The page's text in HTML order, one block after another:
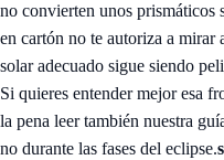
no convierten unos
en cartón no te autoriza a mirar
solar adecuado sigue siendo
Si quieres entender mejor esa
la pena leer también nuestra
no durante las fases del eclipse.